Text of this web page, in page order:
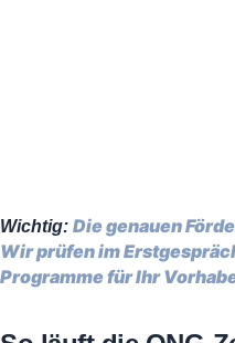
Wichtig: Die genauen
Wir prüfen im
Programme für Ihr